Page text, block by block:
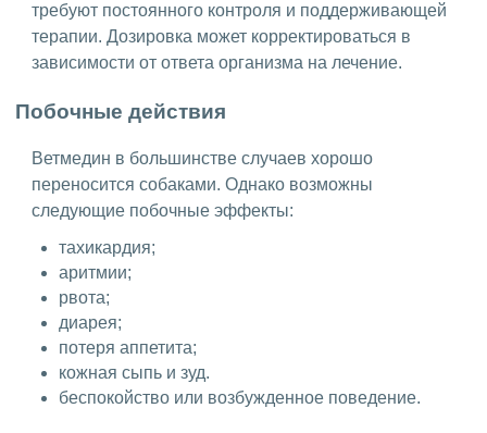
требуют постоянного контроля и поддерживающей
терапии. Дозировка может корректироваться в
зависимости от ответа организма на лечение.
Побочные действия
Ветмедин в большинстве случаев хорошо
переносится собаками. Однако возможны
следующие побочные эффекты:
тахикардия;
аритмии;
рвота;
диарея;
потеря аппетита;
кожная сыпь и зуд.
беспокойство или возбужденное поведение.